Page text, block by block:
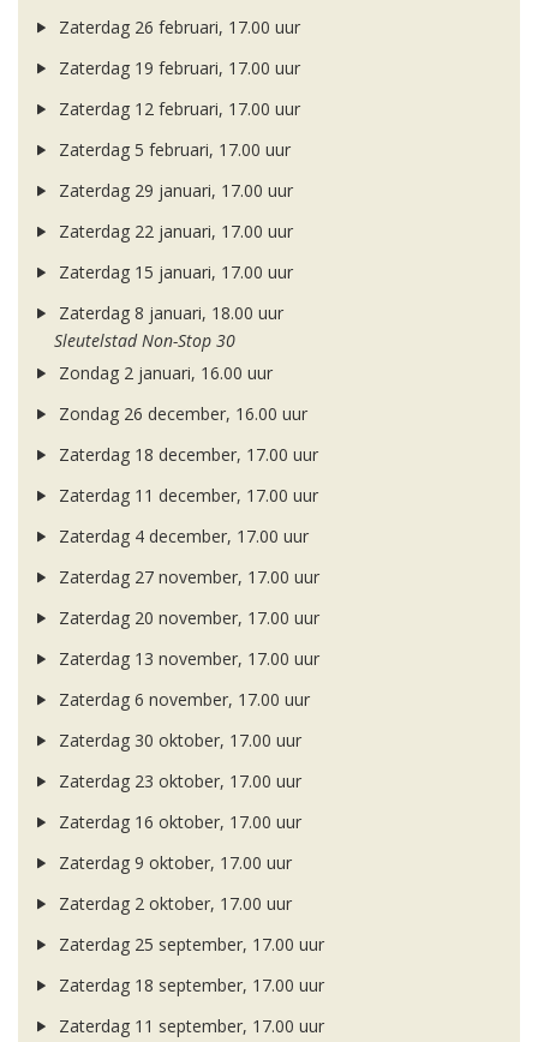
Zaterdag 26 februari, 17.00 uur
Zaterdag 19 februari, 17.00 uur
Zaterdag 12 februari, 17.00 uur
Zaterdag 5 februari, 17.00 uur
Zaterdag 29 januari, 17.00 uur
Zaterdag 22 januari, 17.00 uur
Zaterdag 15 januari, 17.00 uur
Zaterdag 8 januari, 18.00 uur
Sleutelstad Non-Stop 30
Zondag 2 januari, 16.00 uur
Zondag 26 december, 16.00 uur
Zaterdag 18 december, 17.00 uur
Zaterdag 11 december, 17.00 uur
Zaterdag 4 december, 17.00 uur
Zaterdag 27 november, 17.00 uur
Zaterdag 20 november, 17.00 uur
Zaterdag 13 november, 17.00 uur
Zaterdag 6 november, 17.00 uur
Zaterdag 30 oktober, 17.00 uur
Zaterdag 23 oktober, 17.00 uur
Zaterdag 16 oktober, 17.00 uur
Zaterdag 9 oktober, 17.00 uur
Zaterdag 2 oktober, 17.00 uur
Zaterdag 25 september, 17.00 uur
Zaterdag 18 september, 17.00 uur
Zaterdag 11 september, 17.00 uur